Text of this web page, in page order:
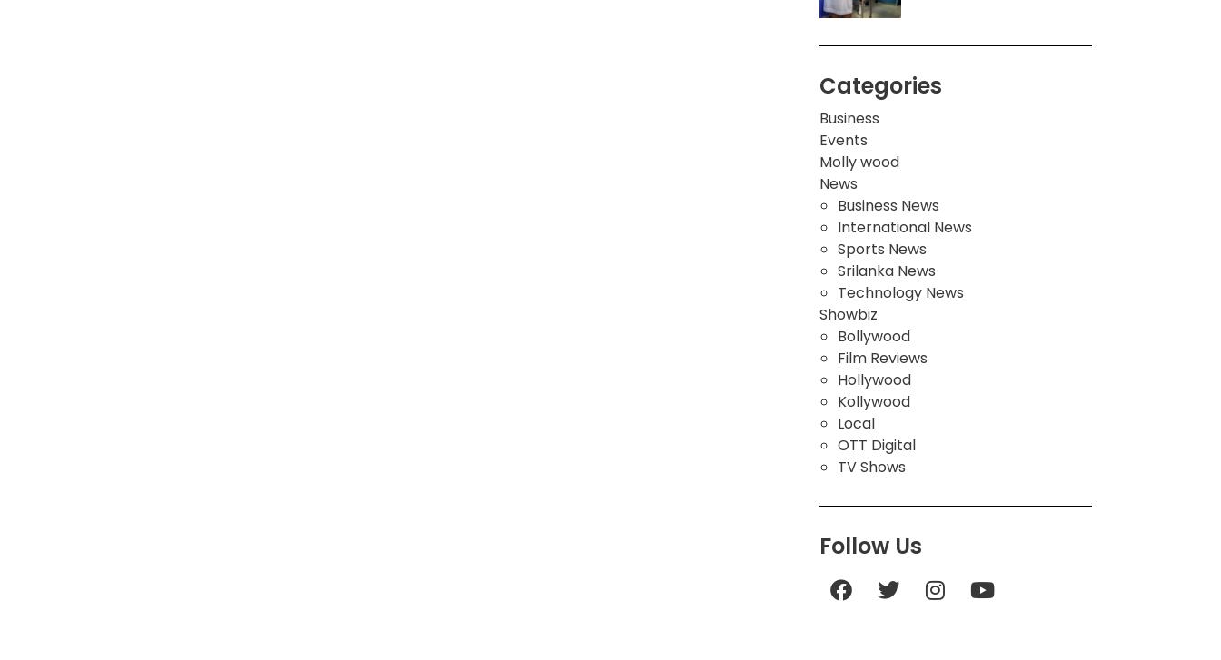
Categories
Business
Events
Molly wood
News
Business News
International News
Sports News
Srilanka News
Technology News
Showbiz
Bollywood
Film Reviews
Hollywood
Kollywood
Local
OTT Digital
TV Shows
Follow Us